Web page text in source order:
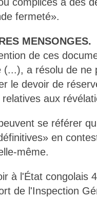
fermeté».
MENSONGES.
de ces
a résolu de ne
le devoir de
aux
se référer
en
même.
à l'État congolais
de l'Inspection